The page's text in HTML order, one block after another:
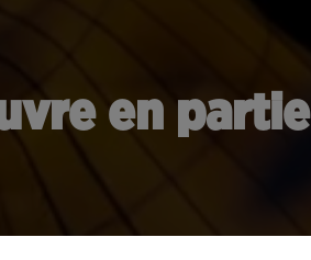
en partie
16 décembre sa partie